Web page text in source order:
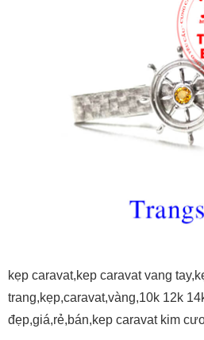
kẹp caravat,kep caravat vang
trang,kẹp,caravat,vàng,10k 12k
đẹp,giá,rẻ,bán,kep caravat kim